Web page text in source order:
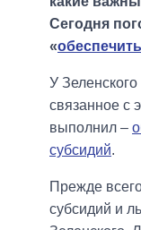
Сегодня
«
У
связанное с
выполнил –
субсидий.
Прежде
субсидий и